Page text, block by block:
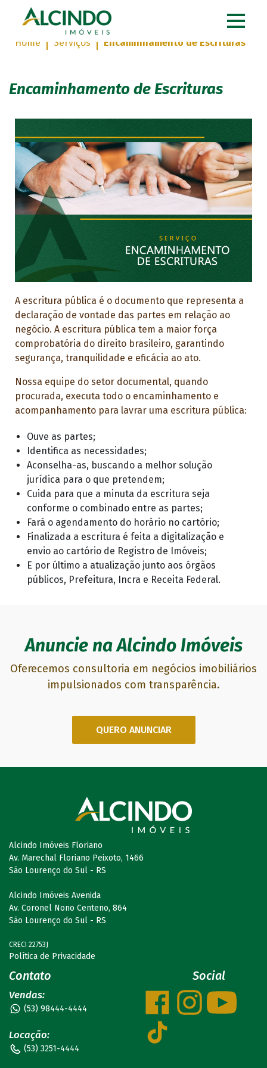
Home Serviços Encaminhamento de Escrituras
Encaminhamento de Escrituras
A escritura pública é o documento que representa a
declaração de vontade das partes em relação ao
negócio. A escritura pública tem a maior força
comprobatória do direito brasileiro, garantindo
segurança, tranquilidade e eficácia ao ato.
Nossa equipe do setor documental, quando
procurada, executa todo o encaminhamento e
acompanhamento para lavrar uma escritura pública:
Ouve as partes;
Identifica as necessidades;
Aconselha-as, buscando a melhor solução
jurídica para o que pretendem;
Cuida para que a minuta da escritura seja
conforme o combinado entre as partes;
Fará o agendamento do horário no cartório;
Finalizada a escritura é feita a digitalização e
envio ao cartório de Registro de Imóveis;
E por último a atualização junto aos órgãos
públicos, Prefeitura, Incra e Receita Federal.
Anuncie na Alcindo Imóveis
Oferecemos consultoria em negócios imobiliários
impulsionados com transparência.
QUERO ANUNCIAR
Alcindo Imóveis Floriano
Av. Marechal Floriano Peixoto, 1466
São Lourenço do Sul - RS
Alcindo Imóveis Avenida
Av. Coronel Nono Centeno, 864
São Lourenço do Sul - RS
CRECI 22753J
Política de Privacidade
Contato
Vendas:
(53) 98444-4444
Locação:
(53) 3251-4444
Social